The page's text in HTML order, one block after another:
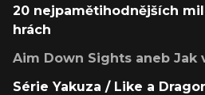
20 nejpamětihodnějších
hrách
Aim Down Sights aneb Jak
Série Yakuza / Like a